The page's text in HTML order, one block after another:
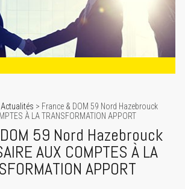
Actualités > France & DOM 59 Nord Hazebrouck
À LA TRANSFORMATION APPORT
59 Nord Hazebrouck
AUX COMPTES À LA
APPORT